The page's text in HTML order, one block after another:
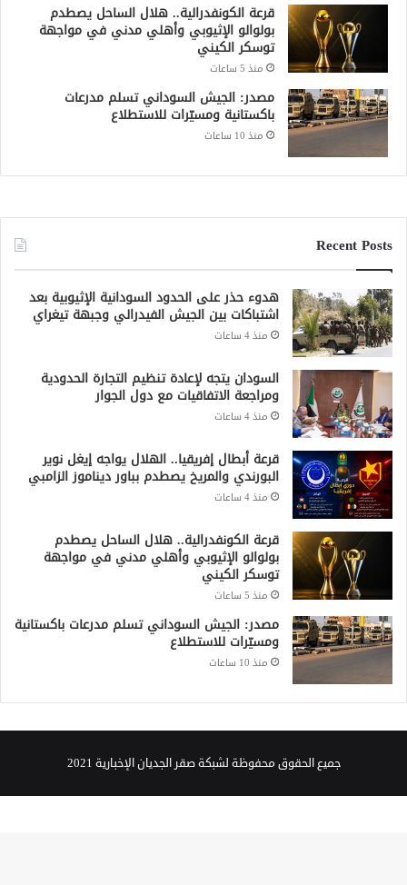
قرعة الكونفدرالية.. هلال الساحل يصطدم
بولوالو الإثيوبي وأهلي مدني في مواجهة
توسكر الكيني
منذ 5 ساعات
مصدر: الجيش السوداني تسلم مدرعات
باكستانية ومسيّرات للاستطلاع
منذ 10 ساعات
Recent Posts
هدوء حذر على الحدود السودانية الإثيوبية بعد
اشتباكات بين الجيش الفيدرالي وجبهة تيغراي
منذ 4 ساعات
السودان يتجه لإعادة تنظيم التجارة الحدودية
ومراجعة الاتفاقيات مع دول الجوار
منذ 4 ساعات
قرعة أبطال إفريقيا.. الهلال يواجه إيغل نوير
البورندي والمريخ يصطدم بباور ديناموز الزامبي
منذ 4 ساعات
قرعة الكونفدرالية.. هلال الساحل يصطدم
بولوالو الإثيوبي وأهلي مدني في مواجهة
توسكر الكيني
منذ 5 ساعات
مصدر: الجيش السوداني تسلم مدرعات باكستانية
ومسيّرات للاستطلاع
منذ 10 ساعات
جميع الحقوق محفوظة لشبكة صقر الجديان الإخبارية 2021